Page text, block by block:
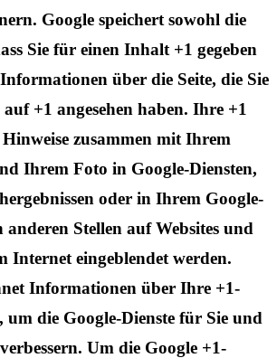
Google speichert sowohl die
Sie für einen Inhalt +1 gegeben
über die Seite, die Sie
+1 angesehen haben. Ihre +1
zusammen mit Ihrem
Ihrem Foto in Google-Diensten,
oder in Ihrem Google-
Stellen auf Websites und
Internet eingeblendet werden.
Informationen über Ihre +1-
die Google-Dienste für Sie und
Um die Google +1-